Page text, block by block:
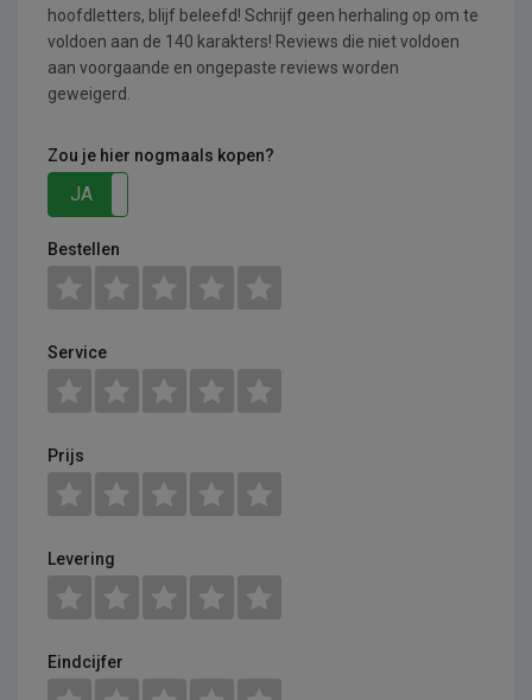
hoofdletters, blijf beleefd! Schrijf geen herhaling op om te
voldoen aan de 140 karakters! Reviews die niet voldoen
aan voorgaande en ongepaste reviews worden
geweigerd.
Zou je hier nogmaals kopen?
JA
Bestellen
Service
Prijs
Levering
Eindcijfer